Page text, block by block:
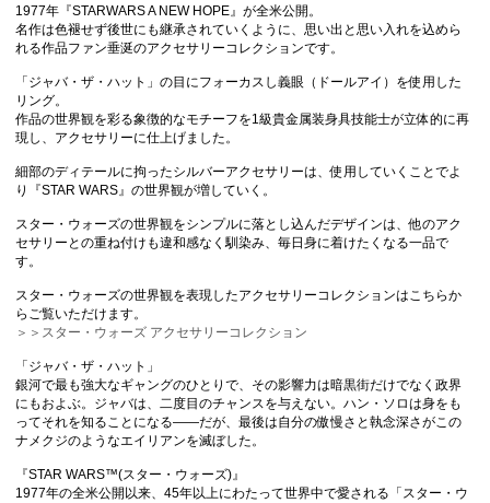
1977年『STARWARS A NEW HOPE』が全米公開。
名作は色褪せず後世にも継承されていくように、思い出と思い入れを込めら
れる作品ファン垂涎のアクセサリーコレクションです。
「ジャバ・ザ・ハット」の目にフォーカスし義眼（ドールアイ）を使用した
リング。
作品の世界観を彩る象徴的なモチーフを1級貴金属装身具技能士が立体的に再
現し、アクセサリーに仕上げました。
細部のディテールに拘ったシルバーアクセサリーは、使用していくことでよ
り『STAR WARS』の世界観が増していく。
スター・ウォーズの世界観をシンプルに落とし込んだデザインは、他のアク
セサリーとの重ね付けも違和感なく馴染み、毎日身に着けたくなる一品で
す。
スター・ウォーズの世界観を表現したアクセサリーコレクションはこちらか
らご覧いただけます。
＞＞スター・ウォーズ アクセサリーコレクション
「ジャバ・ザ・ハット」
銀河で最も強大なギャングのひとりで、その影響力は暗黒街だけでなく政界
にもおよぶ。ジャバは、二度目のチャンスを与えない。ハン・ソロは身をも
ってそれを知ることになる――だが、最後は自分の傲慢さと執念深さがこの
ナメクジのようなエイリアンを滅ぼした。
『STAR WARS™(スター・ウォーズ)』
1977年の全米公開以来、45年以上にわたって世界中で愛される「スター・ウ